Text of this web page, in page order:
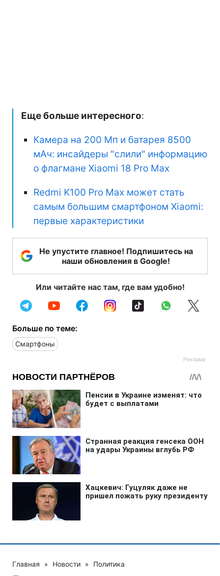
Еще больше интересного:
Камера на 200 Мп и батарея 8500
мАч: инсайдеры "слили" информацию
о флагмане Xiaomi 18 Pro Max
Redmi K100 Pro Max может стать
самым большим смартфоном Xiaomi:
первые характеристики
Не упустите главное! Подпишитесь на
наши обновления в Google!
Или читайте нас там, где вам удобно!
Больше по теме:
Смартфоны
Главная » Новости » Политика